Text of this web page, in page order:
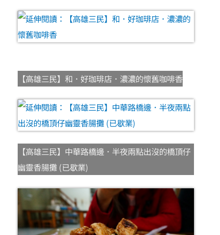
【高雄三民】和．好珈琲店．濃濃的懷舊咖啡香
【高雄三民】中華路橋邊．半夜兩點出沒的橋頂仔
幽靈香腸攤 (已歇業)